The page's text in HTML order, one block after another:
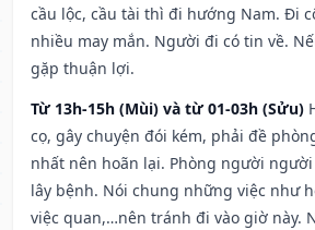
cầu lộc, cầu tài thì đi hướng Nam. Đi
nhiều may mắn. Người đi có tin về.
gặp thuận lợi.
Từ 13h-15h (Mùi) và từ 01-03h (Sửu)
cọ, gây chuyện đói kém, phải đề
nhất nên hoãn lại. Phòng người
lây bệnh. Nói chung những việc như
việc quan,…nên tránh đi vào giờ này.